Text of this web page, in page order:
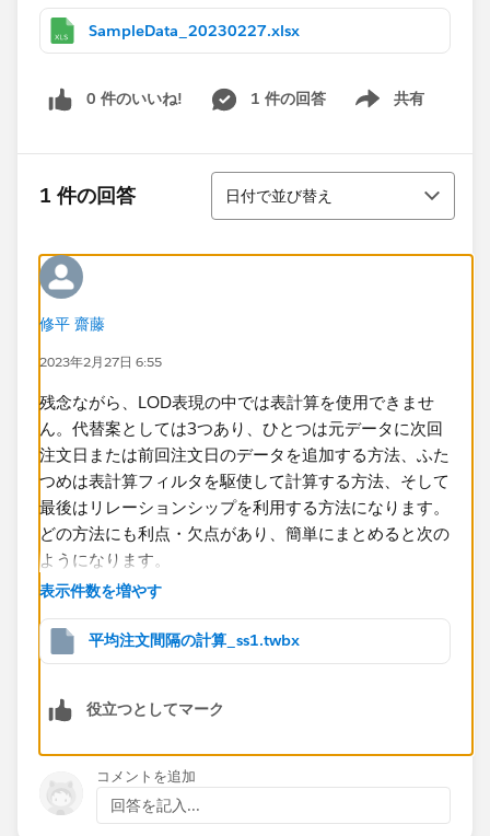
SampleData_20230227.xlsx
0 件のいいね! 1 件の回答 共有
Show menu
1 件の回答
並び替え
日付で並び替え
修平 齋藤
2023年2月27日 6:55
残念ながら、LOD表現の中では表計算を使用できませ
ん。代替案としては3つあり、ひとつは元データに次回
注文日または前回注文日のデータを追加する方法、ふた
つめは表計算フィルタを駆使して計算する方法、そして
最後はリレーションシップを利用する方法になります。
どの方法にも利点・欠点があり、簡単にまとめると次の
ようになります。
利点：Tableauでの計算量が小さく済む。注文間隔を
ディメンションとして扱うことができる
利点：事前の加工が不要なケースが多い。集計条件を
柔軟に変更しながら間隔の計算ができる
欠点：計算量が多くなる。​計算された注文間隔をディ
表示件数を増やす
平均注文間隔の計算_ss1.twbx
役立つとしてマーク
コメントを追加
回答を記入...